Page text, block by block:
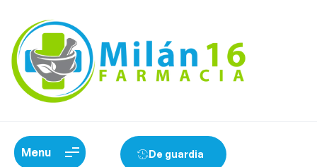
Menu De guardia